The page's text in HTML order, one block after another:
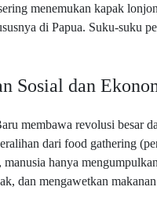
menemukan kapak
di Papua. Suku-suku
Sosial dan
membawa revolusi besar
dari food gathering
manusia hanya
dan mengawetkan